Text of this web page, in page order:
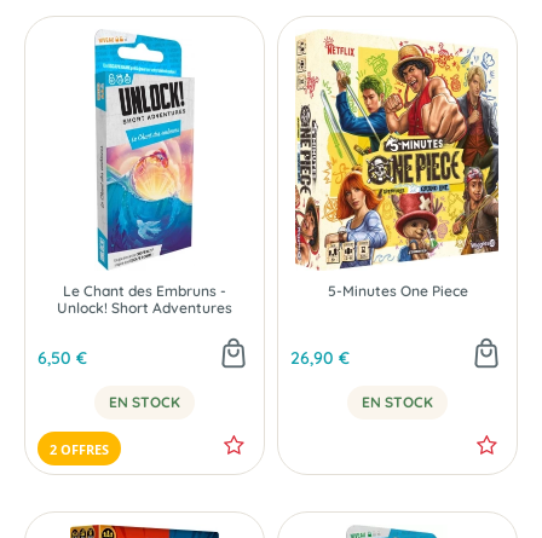
Le Chant des Embruns -
Unlock! Short Adventures
6,50 €
EN STOCK
2 OFFRES
5-Minutes One Piece
26,90 €
EN STOCK